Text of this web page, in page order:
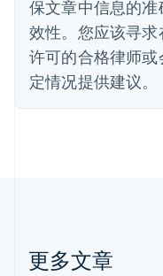
保文章中信息的
效性。您应该寻
许可的合格律师
定情况提供建议。
更多文章
德国
DeutschEnglish
法国
FrançaisEnglish
芬兰
EnglishSvenska
English Italiano
拉脱维亚